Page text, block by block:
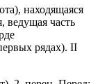
находящаяся
ведущая часть
рядах). II